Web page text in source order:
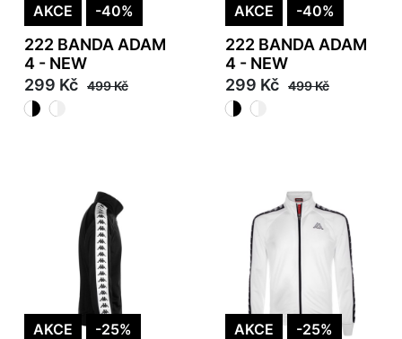
AKCE -40%
222 BANDA ADAM
4 - NEW
299 Kč 499 Kč
AKCE -40%
222 BANDA ADAM
4 - NEW
299 Kč 499 Kč
AKCE -25% AKCE -25%